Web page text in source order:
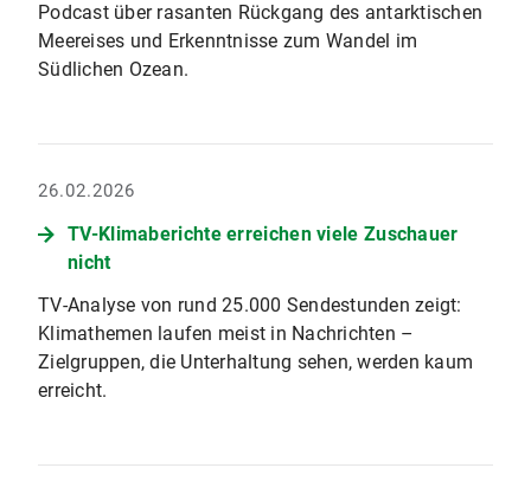
Podcast über rasanten Rückgang des antarktischen
Meereises und Erkenntnisse zum Wandel im
Südlichen Ozean.
26.02.2026
TV-Klimaberichte erreichen viele Zuschauer
nicht
TV-Analyse von rund 25.000 Sendestunden zeigt:
Klimathemen laufen meist in Nachrichten –
Zielgruppen, die Unterhaltung sehen, werden kaum
erreicht.